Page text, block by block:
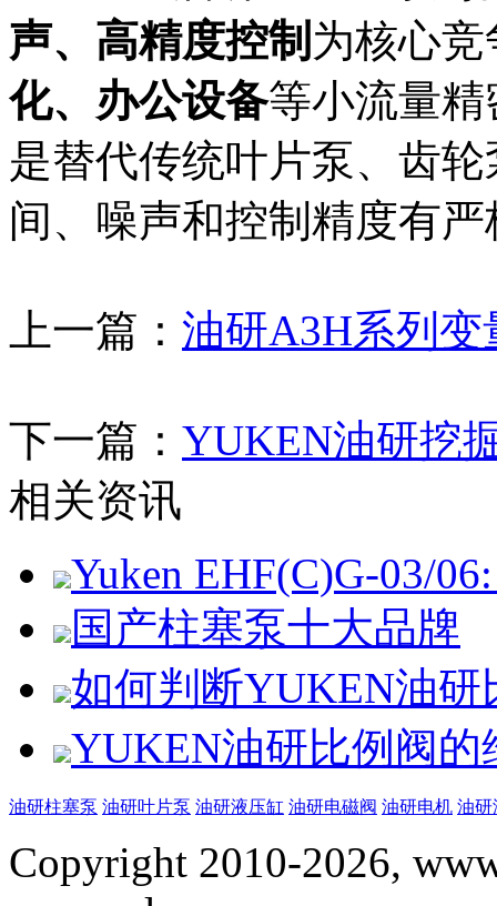
声、高精度控制 为核心
化、办公设备等小流量
是替代传统叶片泵、齿
间、噪声和控制精度有
上一篇： 油研A3H系列
下一篇： YUKEN油研挖
相关资讯
Yuken EHF(C)G-03/
国产柱塞泵十大品牌
如何判断YUKEN油
YUKEN油研比例阀的
油研柱塞泵 油研叶片泵 油研液压缸 油研电磁阀 油研电机 油研
Copyright 2010-2026,